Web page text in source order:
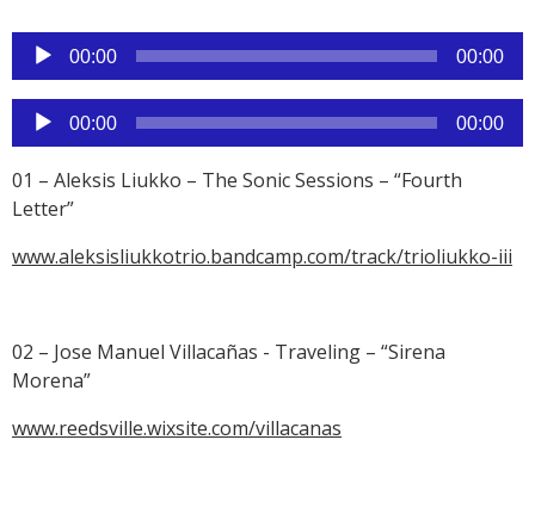
Reproductor
audio
00:00 00:00
Reproductor
de
audio
00:00 00:00
01 – Aleksis Liukko – The Sonic Sessions – “Fourth
Letter”
www.aleksisliukkotrio.bandcamp.com/track/trioliukko-iii
02 – Jose Manuel Villacañas - Traveling – “Sirena
Morena”
www.reedsville.wixsite.com/villacanas